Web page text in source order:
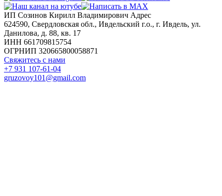
ИП Созинов Кирилл Владимирович Адрес
624590, Свердловская обл., Ивдельский г.о., г. Ивдель, ул.
Данилова, д. 88, кв. 17
ИНН 661709815754
ОГРНИП 320665800058871
Свяжитесь с нами
+7 931 107-61-04
gruzovoy101@gmail.com